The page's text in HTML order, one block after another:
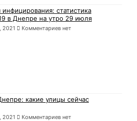
инфицирования: статистика
в Днепре на утро 29 июля
2021 Комментариев нет
какие улицы сейчас
2021 Комментариев нет